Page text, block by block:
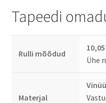
Tapeedi
Rulli mõõdud
Ühe
Materjal